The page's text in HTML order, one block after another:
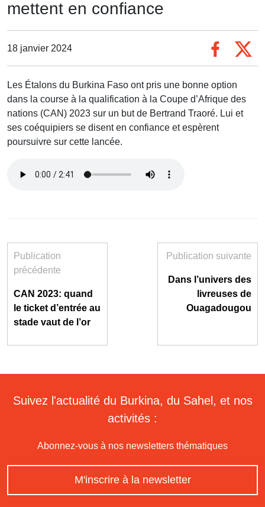
mettent en confiance
18 janvier 2024
Les Étalons du Burkina Faso ont pris une bonne option
dans la course à la qualification à la Coupe d’Afrique des
nations (CAN) 2023 sur un but de Bertrand Traoré. Lui et
ses coéquipiers se disent en confiance et espèrent
poursuivre sur cette lancée.
Publication
précédente
CAN 2023: quand
le ticket d’entrée au
stade vaut de l’or
Publication suivante
Dans l’univers des
livreuses de
Ouagadougou
Suivez l'actualité du Burkina, du Sahel, et nos
activités :
Abonnez-vous à nos newsletters thématiques
M'inscrire à la newsletter